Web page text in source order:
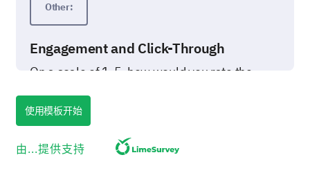
Other:
Engagement and Click-Through
On a scale of 1-5, how would you rate the
media ads?
(1 being not influential at all and 5 being
highly influential.)
使用模板开始
由...提供支持